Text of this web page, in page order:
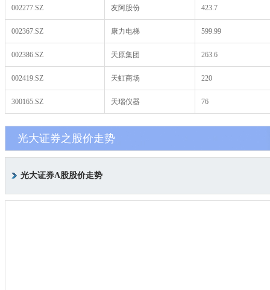
002277.SZ 友阿股份 423.7
002367.SZ 康力电梯 599.99
002386.SZ 天原集团 263.6
002419.SZ 天虹商场 220
300165.SZ 天瑞仪器 76
光大证券之股价走势
光大证券A股股价走势